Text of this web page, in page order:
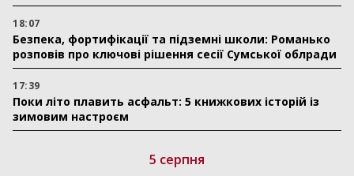
18:07
Безпека, фортифікації та підземні школи: Романько
розповів про ключові рішення сесії Сумської облради
17:39
Поки літо плавить асфальт: 5 книжкових історій із
зимовим настроєм
5 серпня